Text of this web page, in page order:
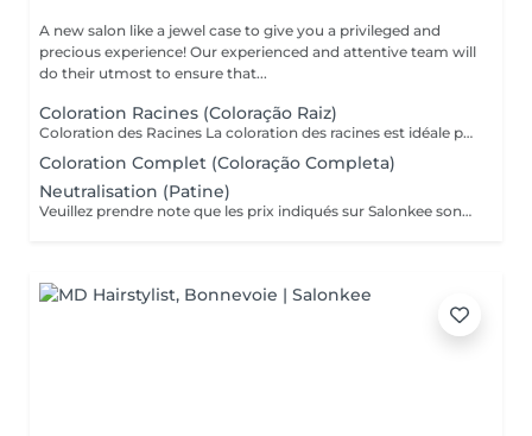
A new salon like a jewel case to give you a privileged and
precious experience! Our experienced and attentive team will
do their utmost to ensure that...
Coloration Racines (Coloração Raiz)
Coloration des Racines La coloration des racines est idéale pour conserver une couleur uniforme et soignée, tout en assurant une finition élégante et naturelle. - Racines jusqu'à 2 cm (environ 1 mois de repousse) : tarif standard du service. - Racines de 2 cm à 4 cm : considéré comme une retouche élargie, avec un tarif différent. - Au-delà de 4 cm : il s'agit d'une coloration complète, avec un devis adapté. Ce soin permet d'éviter les différences de tons entre les racines et les longueurs, de préserver la santé du cheveu et de maintenir l'éclat de la couleur plus longtemps.
Coloration Complet (Coloração Completa)
Neutralisation (Patine)
Veuillez prendre note que les prix indiqués sur Salonkee sont communiqués à titre informatif et s'entendent de base. Ces derniers sont susceptibles de varier selon le diagnostic réalisé à votre arrivée au salon et l'expertise du professionnel à qui vous confiez votre beauté. Dans tous les cas, un devis précis vous sera proposé et toutes réalisations de prestations seront effectuées avec votre accord. Un grand merci d'avance pour votre compréhension. Au plaisir de vous revoir très vite. Alexandre Lopes